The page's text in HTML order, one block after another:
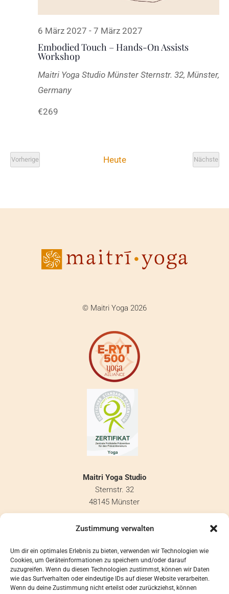
Zustimmung verwalten
Um dir ein optimales Erlebnis zu bieten, verwenden wir Technologien wie
Cookies, um Geräteinformationen zu speichern und/oder darauf
zuzugreifen. Wenn du diesen Technologien zustimmst, können wir Daten
wie das Surfverhalten oder eindeutige IDs auf dieser Website verarbeiten.
Wenn du deine Zustimmung nicht erteilst oder zurückziehst, können
Embodied Touch – Hands-On Assists
Workshop
6 März 2027 - 7 März 2027
Maitri Yoga Studio Münster Sternstr. 32, Münster,
Germany
€269
Vorherige
Veranstaltungen
Heute
Nächste
© Maitri Yoga 2026
Maitri Yoga Studio
Sternstr. 32
48145 Münster
KONTAKT
IMPRESSUM
DATENSCHUTZ
COOKIE HINWEISE